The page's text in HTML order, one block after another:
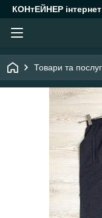
КОНтЕЙНЕР
Товари та